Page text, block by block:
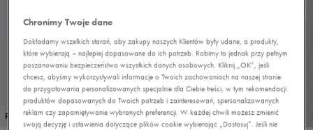
PROMO: DO -30%
Chronimy Twoje dane
Dokładamy wszelkich starań, aby zakupy naszych Klientów były udane, a produkty,
które wybierają – najlepiej dopasowane do ich potrzeb. Robimy to jednak przy pełnym
poszanowaniu bezpieczeństwa wszystkich danych osobowych. Kliknij „OK”, jeśli
chcesz, abyśmy wykorzystywali informacje o Twoich zachowaniach na naszej stronie
do przygotowania personalizowanych specjalnie dla Ciebie treści, w tym rekomendacji
produktów dopasowanych do Twoich potrzeb i zainteresowań, spersonalizowanych
reklam czy zapamiętywanie wybranych preferencji. W każdej chwili możesz zmienić
swoją decyzję i ustawienia dotyczące plików cookie wybierając „Dostosuj”. Jeśli nie